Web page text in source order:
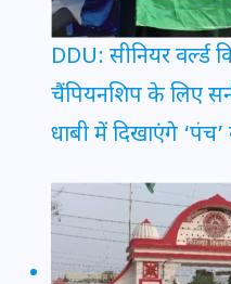
DDU: सीनियर वर्ल्ड
चैंपियनशिप के लिए
धाबी में दिखाएंगे